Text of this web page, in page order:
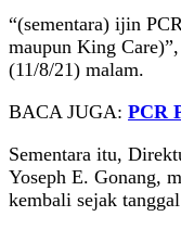
“(sementara) ijin
maupun King
(11/8/21) malam.
BACA JUGA: PCR
Sementara itu,
Yoseph E. Gonang,
kembali sejak